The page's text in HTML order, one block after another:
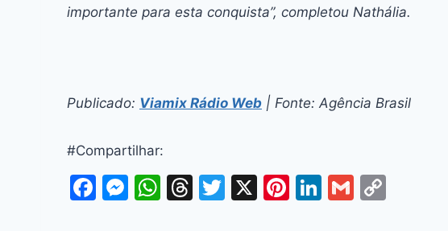
importante para esta conquista”, completou Nathália.
Publicado: Viamix Rádio Web | Fonte: Agência Brasil
#Compartilhar:
F
M W T
T
X
Pi Li G